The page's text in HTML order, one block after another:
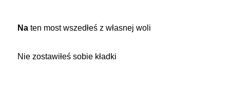
Na ten most wszedłeś z własnej woli
Nie zostawiłeś sobie kładki